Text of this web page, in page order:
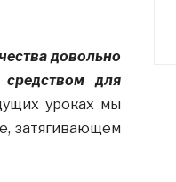
довольно
для
уроках мы
затягивающем